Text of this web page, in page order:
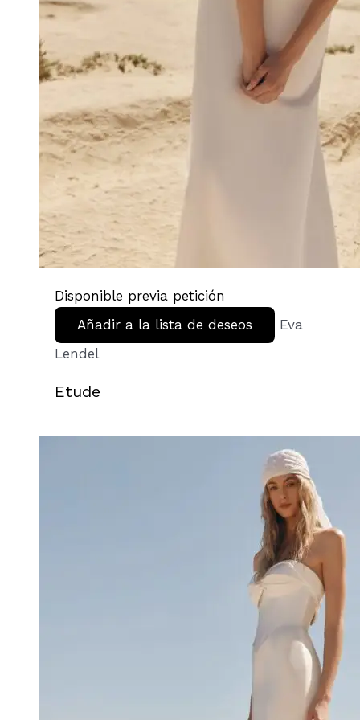
Disponible previa petición
Añadir a la lista de deseos
Eva
Lendel
Etude